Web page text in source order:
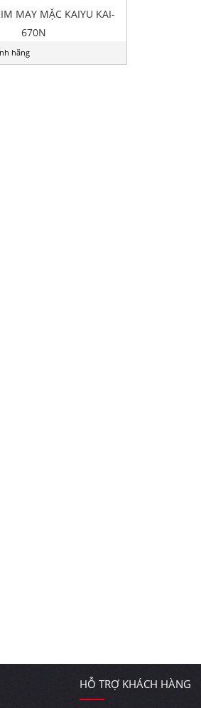
MAY MẶC KAIYU KAI-
670N
hãng
HỖ TRỢ KHÁCH HÀNG